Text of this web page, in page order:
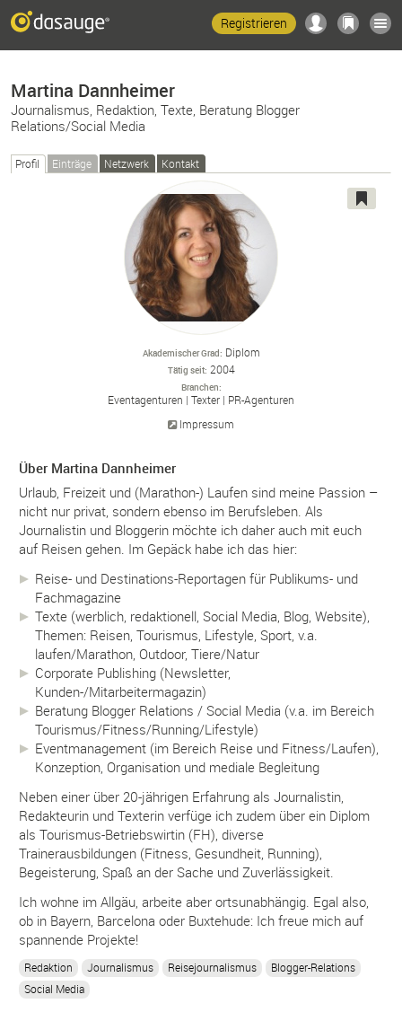
Registrieren
Martina Dannheimer
Journalismus, Redaktion, Texte, Beratung Blogger
Relations/Social Media
Profil Einträge Netzwerk Kontakt
Akademischer Grad Diplom
Tätig seit 2004
Branchen
Eventagenturen Texter PR-Agenturen
Impressum
Über Martina Dannheimer
Urlaub, Freizeit und (Marathon-) Laufen sind meine Passion –
nicht nur privat, sondern ebenso im Berufsleben. Als
Journalistin und Bloggerin möchte ich daher auch mit euch
auf Reisen gehen. Im Gepäck habe ich das hier:
Reise- und Destinations-Reportagen für Publikums- und
Fachmagazine
Texte (werblich, redaktionell, Social Media, Blog, Website),
Themen: Reisen, Tourismus, Lifestyle, Sport, v.a.
laufen/Marathon, Outdoor, Tiere/Natur
Corporate Publishing (Newsletter,
Kunden-/Mitarbeitermagazin)
Beratung Blogger Relations / Social Media (v.a. im Bereich
Tourismus/Fitness/Running/Lifestyle)
Eventmanagement (im Bereich Reise und Fitness/Laufen),
Konzeption, Organisation und mediale Begleitung
Neben einer über 20-jährigen Erfahrung als Journalistin,
Redakteurin und Texterin verfüge ich zudem über ein Diplom
als Tourismus-Betriebswirtin (FH), diverse
Trainerausbildungen (Fitness, Gesundheit, Running),
Begeisterung, Spaß an der Sache und Zuverlässigkeit.
Ich wohne im Allgäu, arbeite aber ortsunabhängig. Egal also,
ob in Bayern, Barcelona oder Buxtehude: Ich freue mich auf
spannende Projekte!
Redaktion Journalismus Reisejournalismus
Blogger-Relations
Social Media